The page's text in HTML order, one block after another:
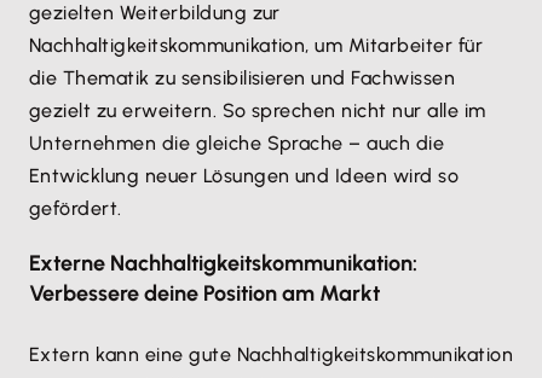
gezielten Weiterbildung zur
Nachhaltigkeitskommunikation, um Mitarbeiter für
die Thematik zu sensibilisieren und Fachwissen
gezielt zu erweitern. So sprechen nicht nur alle im
Unternehmen die gleiche Sprache – auch die
Entwicklung neuer Lösungen und Ideen wird so
gefördert.
Externe Nachhaltigkeitskommunikation:
Verbessere deine Position am Markt
Extern kann eine gute Nachhaltigkeitskommunikation